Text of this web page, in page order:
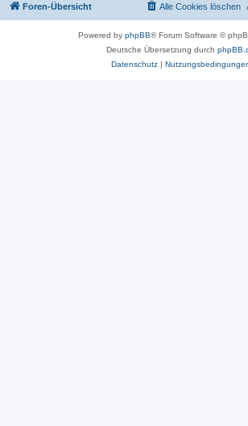
Foren-Übersicht Alle Cookies löschen
Powered by phpBB® Forum Software ©
Deutsche Übersetzung durch
Datenschutz|